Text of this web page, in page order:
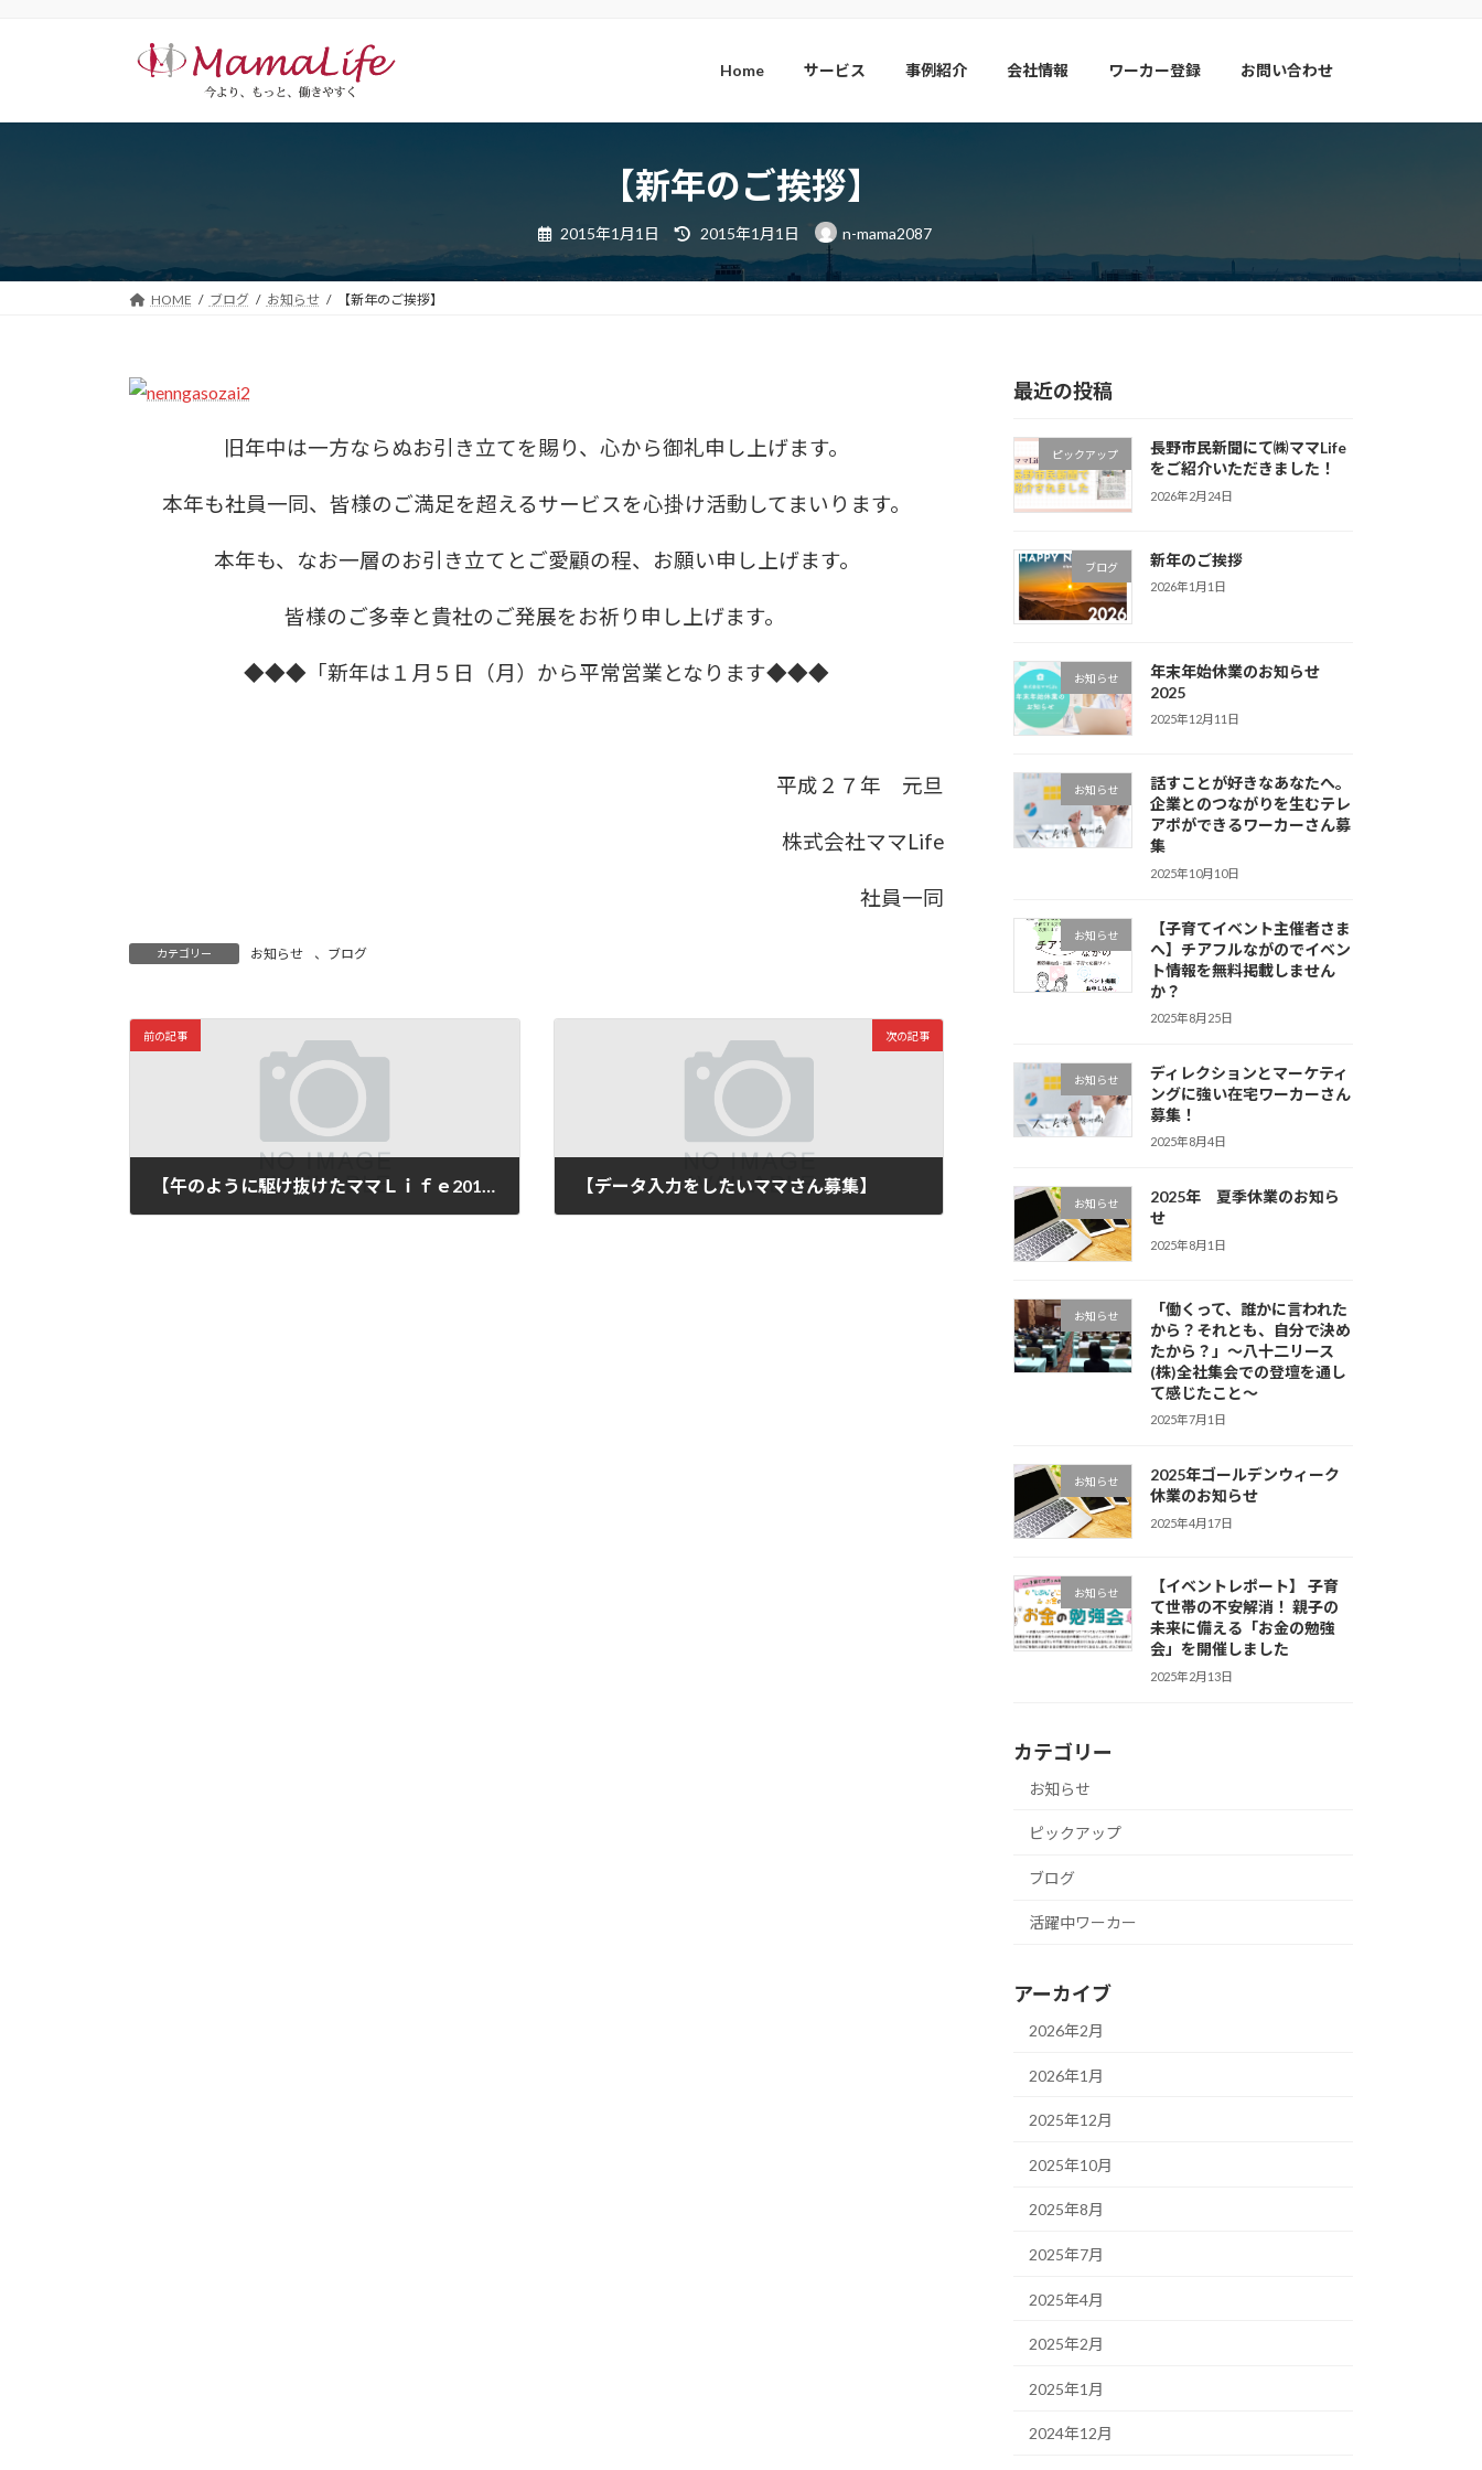
ツ
シ
Home サービス 事例紹介 会社情報 ワーカー登録 お問い合わせ
【新年のご挨拶】
2015年1月1日
最
終
更
新
日
2015年1月1日 n-mama2087
HOME ブログ お知らせ 【新年のご挨拶】
旧年中は一方ならぬお引き立てを賜り、心から御礼申し上げます。
本年も社員一同、皆様のご満足を超えるサービスを心掛け活動してまいります。
本年も、なお一層のお引き立てとご愛顧の程、お願い申し上げます。
皆様のご多幸と貴社のご発展をお祈り申し上げます。
◆◆◆「新年は１月５日（月）から平常営業となります◆◆◆
平成２７年 元旦
株式会社ママLife
社員一同
カテゴリー お知らせ 、 ブログ
前の記事 次の記事
【データ入力をしたいママさん募集】
最近の投稿
ピックアップ
長野市民新聞にて㈱ママLife
をご紹介いただきました！
2026年2月24日
ブログ 新年のご挨拶
2026年1月1日
お知らせ
年末年始休業のお知らせ
2025
2025年12月11日
お知らせ
話すことが好きなあなたへ。
企業とのつながりを生むテレ
アポができるワーカーさん募
集
2025年10月10日
お知らせ
【子育てイベント主催者さま
へ】チアフルながのでイベン
ト情報を無料掲載しません
か？
2025年8月25日
お知らせ
ディレクションとマーケティ
ングに強い在宅ワーカーさん
募集！
2025年8月4日
お知らせ
2025年 夏季休業のお知ら
せ
2025年8月1日
お知らせ
「働くって、誰かに言われた
から？それとも、自分で決め
たから？」〜八十二リース
(株)全社集会での登壇を通し
て感じたこと〜
2025年7月1日
お知らせ
2025年ゴールデンウィーク
休業のお知らせ
2025年4月17日
お知らせ
【イベントレポート】 子育
て世帯の不安解消！ 親子の
未来に備える「お金の勉強
会」を開催しました
2025年2月13日
カテゴリー
お知らせ
ピックアップ
ブログ
活躍中ワーカー
アーカイブ
2026年2月
2026年1月
2025年12月
2025年10月
2025年8月
2025年7月
2025年4月
2025年2月
2025年1月
2024年12月